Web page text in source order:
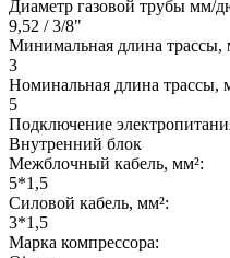
Диаметр газовой трубы мм/
9,52 / 3/8"
Минимальная длина трассы,
3
Номинальная длина трассы,
5
Подключение
Внутренний блок
Межблочный кабель, мм²:
5*1,5
Силовой кабель, мм²:
3*1,5
Марка компрессора: